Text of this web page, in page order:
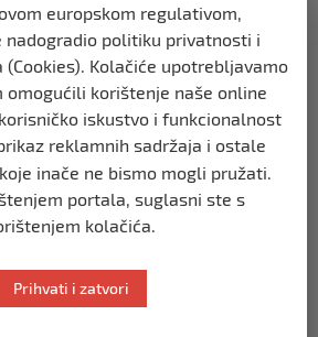
Izetbegović trenutno ima
šanse za povratak u
BiH
Federalnog ministarstva
poslova
europskom regulativom,
nadogradio politiku privatnosti i
Kolačiće upotrebljavamo
omogućili korištenje naše online
iskustvo i funkcionalnost
reklamnih sadržaja i ostale
inače ne bismo mogli pružati.
portala, suglasni ste s
kolačića.
Prihvati i zatvori